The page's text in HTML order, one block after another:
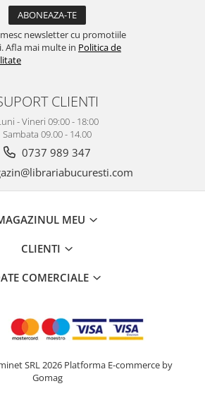
newsletter cu promotiile
Afla mai multe in Politica de
CLIENTI
- Vineri 09:00 - 18:00
Sambata 09.00 - 14.00
0737 989 347
MEU
CLIENTI
COMERCIALE
SRL 2026 Platforma E-commerce by
Gomag